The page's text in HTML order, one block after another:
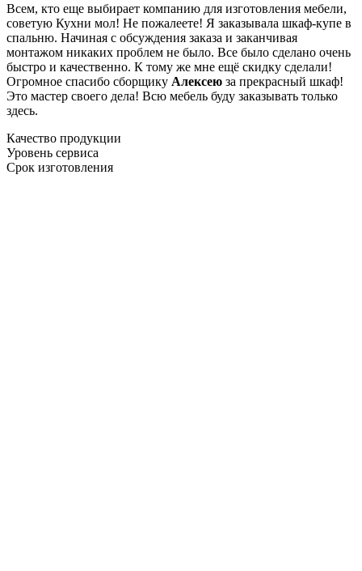
Всем, кто еще выбирает компанию для изготовления мебели,
советую Кухни мол! Не пожалеете! Я заказывала шкаф-купе в
спальню. Начиная с обсуждения заказа и заканчивая
монтажом никаких проблем не было. Все было сделано очень
быстро и качественно. К тому же мне ещё скидку сделали!
Огромное спасибо сборщику Алексею за прекрасный шкаф!
Это мастер своего дела! Всю мебель буду заказывать только
здесь.
Качество продукции
Уровень сервиса
Срок изготовления